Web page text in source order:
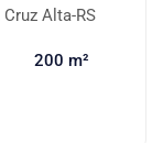
Alta-RS
200 m²